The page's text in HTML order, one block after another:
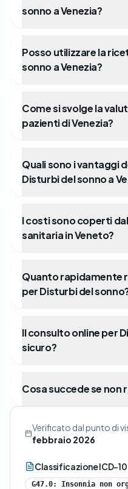
sonno a Venezia?
Posso utilizzare la
sonno a Venezia?
Come si svolge la
pazienti di Venezia?
Quali sono i vantaggi
Disturbi del sonno a
I costi sono coperti
sanitaria in Veneto?
Quanto rapidamente
per Disturbi del
Il consulto online per
sicuro?
Cosa succede se non
Verificato dal punto di
febbraio 2026
Classificazione ICD-10
G47.0: Insonnia non